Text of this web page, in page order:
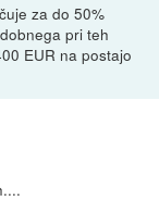
za do 50%
pri teh
EUR na postajo